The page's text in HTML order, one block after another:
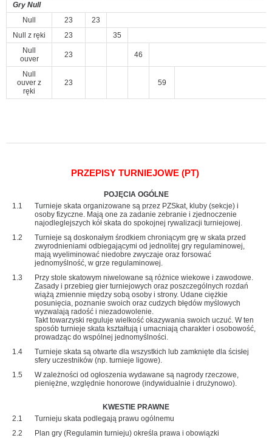
Gry Null
Null
23
23
Null z ręki
23
35
Null
ouver
23 46
Null
ouver z
ręki
23 59
PRZEPISY TURNIEJOWE (PT)
POJĘCIA OGÓLNE
1.1
Turnieje skata organizowane są przez PZSkat, kluby (sekcje) i
osoby fizyczne. Mają one za zadanie zebranie i zjednoczenie
najodleglejszych kół skata do spokojnej rywalizacji turniejowej.
1.2
Turnieje są doskonałym środkiem chroniącym grę w skata przed
zwyrodnieniami odbiegającymi od jednolitej gry regulaminowej,
mają wyeliminować niedobre zwyczaje oraz forsować
jednomyślność, w grze regulaminowej.
1.3
Przy stole skatowym niwelowane są różnice wiekowe i zawodowe.
Zasady i przebieg gier turniejowych oraz poszczególnych rozdań
wiążą zmiennie między sobą osoby i strony. Udane ciężkie
posunięcia, poznanie swoich oraz cudzych błędów myślowych
wyzwalają radość i niezadowolenie.
Takt towarzyski reguluje wielkość okazywania swoich uczuć. W ten
sposób turnieje skata kształtują i umacniają charakter i osobowość,
prowadząc do wspólnej jednomyślności.
1.4
Turnieje skata są otwarte dla wszystkich lub zamknięte dla ścisłej
sfery uczestników (np. turnieje ligowe).
1.5
W zależności od ogłoszenia wydawane są nagrody rzeczowe,
pieniężne, względnie honorowe (indywidualnie i drużynowo).
KWESTIE PRAWNE
2.1
Turnieju skata podlegają prawu ogólnemu
2.2
Plan gry (Regulamin turnieju) określa prawa i obowiązki